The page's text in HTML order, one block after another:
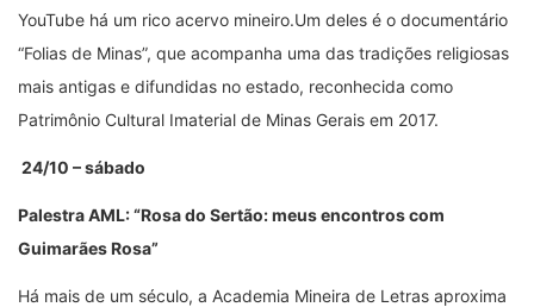
YouTube há um rico acervo mineiro.Um deles é o documentário
“Folias de Minas”, que acompanha uma das tradições religiosas
mais antigas e difundidas no estado, reconhecida como
Patrimônio Cultural Imaterial de Minas Gerais em 2017.
24/10 – sábado
Palestra AML: “Rosa do Sertão: meus encontros com
Guimarães Rosa”
Há mais de um século, a Academia Mineira de Letras aproxima